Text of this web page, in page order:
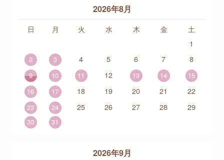
2026年8月
日 月 火 水 木 金
土
1
2 3 4 5 6 7 8
9 10 11 12 13 14
15
16
17 18 19 20 21 22
23 24 25 26 27 28 29
30 31
2026年9月